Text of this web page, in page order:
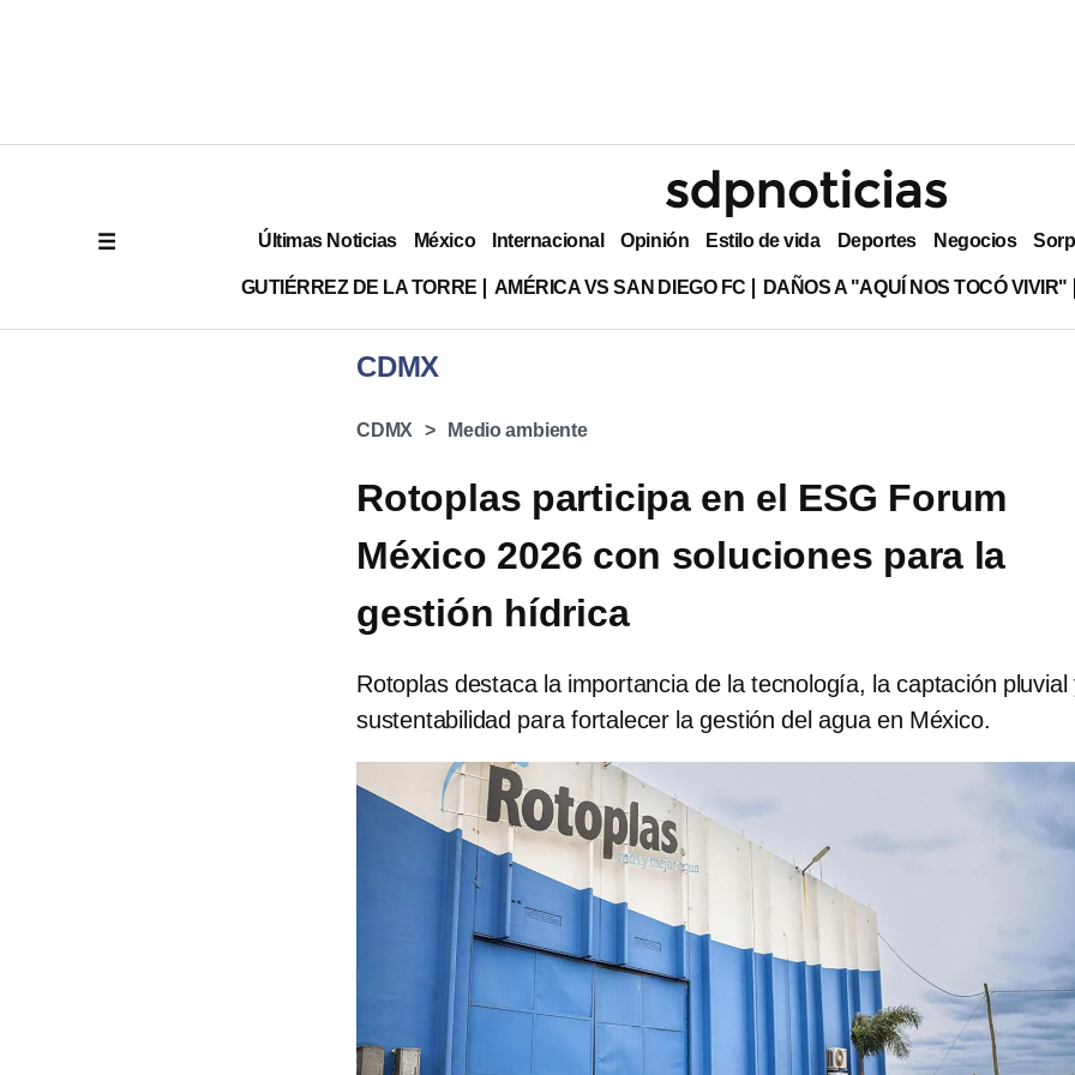
Últimas Noticias México Internacional Opinión Estilo de vida Deportes Negocios
GUTIÉRREZ DE LA TORRE AMÉRICA VS SAN DIEGO FC DAÑOS A "AQUÍ NOS TOCÓ VIVIR"
CDMX
CDMX Medio ambiente
Rotoplas participa en el ESG Forum
México 2026 con soluciones para la
gestión hídrica
Rotoplas destaca la importancia de la tecnología, la captación pluvial
sustentabilidad para fortalecer la gestión del agua en México.